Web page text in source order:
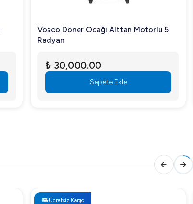
Vosco Döner Ocağı Alttan Motorlu 5
Radyan
₺ 30,000.00
Sepete Ekle
Ücretsiz Kargo